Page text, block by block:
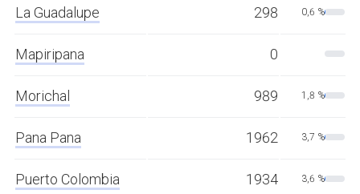
La Guadalupe 298 0,6 %
Mapiripana 0
Morichal 989 1,8 %
Pana Pana 1962 3,7 %
Puerto Colombia 1934 3,6 %